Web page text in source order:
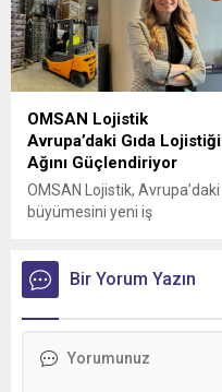
OMSAN Lojistik
Avrupa’daki Gıda Lojistiği
Ağını Güçlendiriyor
OMSAN Lojistik, Avrupa’daki
büyümesini yeni iş
Bir Yorum Yazın